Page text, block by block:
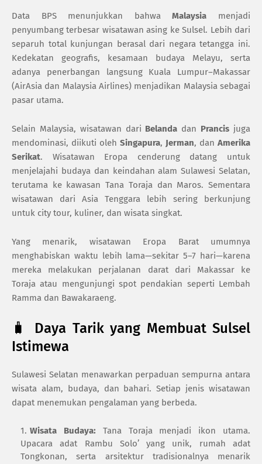
Data BPS menunjukkan bahwaMalaysia menjadi
penyumbang terbesar wisatawan asing ke Sulsel. Lebih dari
separuh total kunjungan berasal dari negara tetangga ini.
Kedekatan geografis, kesamaan budaya Melayu, serta
adanya penerbangan langsung Kuala Lumpur–Makassar
(AirAsia dan Malaysia Airlines) menjadikan Malaysia sebagai
pasar utama.
Selain Malaysia, wisatawan dari Belanda dan Prancis juga
mendominasi, diikuti oleh Singapura, Jerman, dan Amerika
Serikat. Wisatawan Eropa cenderung datang untuk
menjelajahi budaya dan keindahan alam Sulawesi Selatan,
terutama ke kawasan Tana Toraja dan Maros. Sementara
wisatawan dari Asia Tenggara lebih sering berkunjung
untuk city tour, kuliner, dan wisata singkat.
Yang menarik, wisatawan Eropa Barat umumnya
menghabiskan waktu lebih lama—sekitar 5–7 hari—karena
mereka melakukan perjalanan darat dari Makassar ke
Toraja atau mengunjungi spot pendakian seperti Lembah
Ramma dan Bawakaraeng.
🧳 Daya Tarik yang Membuat Sulsel
Istimewa
Sulawesi Selatan menawarkan perpaduan sempurna antara
wisata alam, budaya, dan bahari. Setiap jenis wisatawan
dapat menemukan pengalaman yang berbeda.
Wisata Budaya: Tana Toraja menjadi ikon utama.
Upacara adat Rambu Solo’ yang unik, rumah adat
Tongkonan, serta arsitektur tradisionalnya menarik